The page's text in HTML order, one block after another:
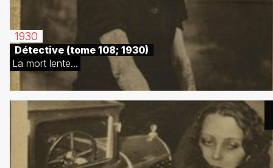
1930
Détective (tome 108; 1930)
La mort lente...